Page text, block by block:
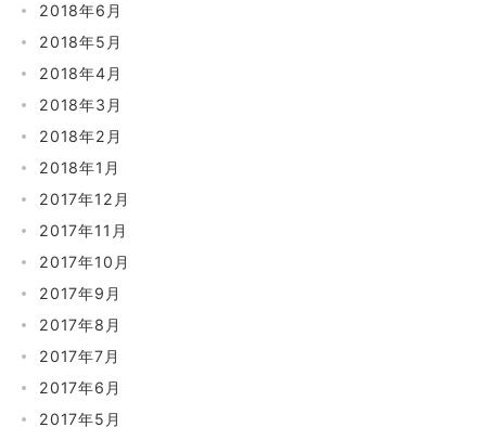
2018年6月
2018年5月
2018年4月
2018年3月
2018年2月
2018年1月
2017年12月
2017年11月
2017年10月
2017年9月
2017年8月
2017年7月
2017年6月
2017年5月